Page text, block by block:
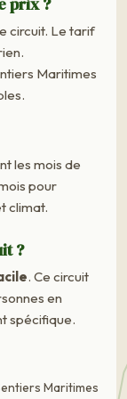
circuit. Le tarif
Maritimes
les mois de
pour
climat.
?
. Ce circuit
en
spécifique.
Maritimes